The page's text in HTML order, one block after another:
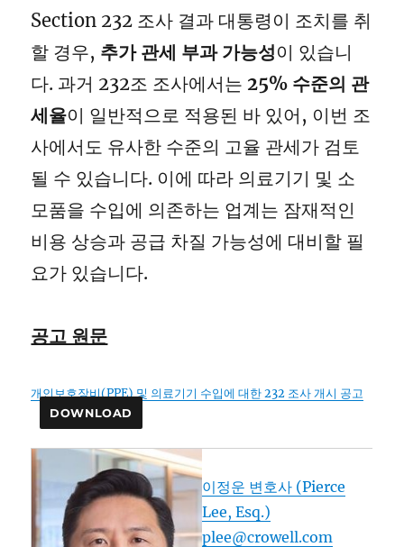
Section 232 조사 결과 대통령이 조치를 취
할 경우, 추가 관세 부과 가능성이 있습니
다. 과거 232조 조사에서는 25% 수준의 관
세율이 일반적으로 적용된 바 있어, 이번 조
사에서도 유사한 수준의 고율 관세가 검토
될 수 있습니다. 이에 따라 의료기기 및 소
모품을 수입에 의존하는 업계는 잠재적인
비용 상승과 공급 차질 가능성에 대비할 필
요가 있습니다.
공고 원문
개인보호장비(PPE) 및 의료기기 수입에 대한 232 조사 개시 공고
DOWNLOAD
이정운 변호사 (Pierce
Lee, Esq.)
plee@crowell.com